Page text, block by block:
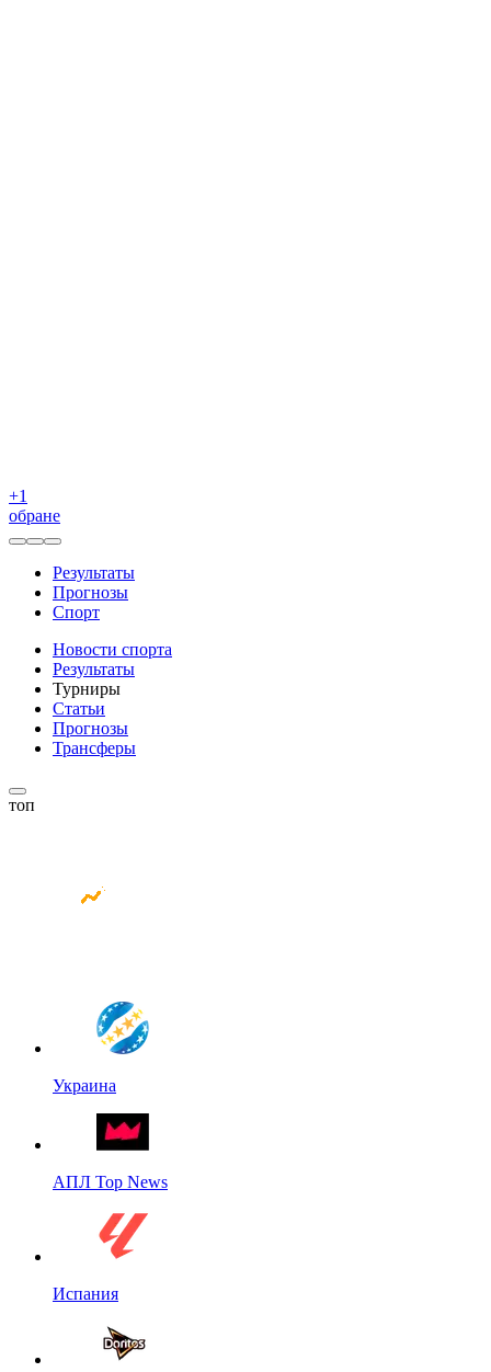
+1
обране
Результаты
Прогнозы
Спорт
Новости спорта
Результаты
Турниры
Статьи
Прогнозы
Трансферы
топ
Украина
АПЛ Top News
Испания